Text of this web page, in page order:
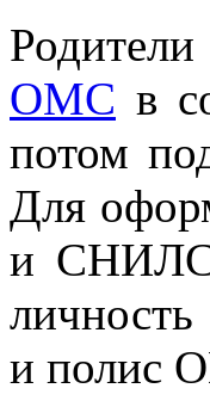
ОМС в
потом
Для
и СНИЛС
и полис